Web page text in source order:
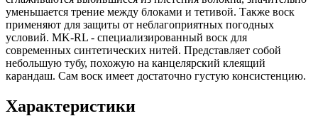
уменьшается трение между блоками и тетивой. Также воск
применяют для защиты от неблагоприятных погодных
условий. MK-RL - специализированный воск для
современных синтетических нитей. Представляет собой
небольшую тубу, похожую на канцелярский клеящий
карандаш. Сам воск имеет достаточно густую консистенцию.
Характеристики